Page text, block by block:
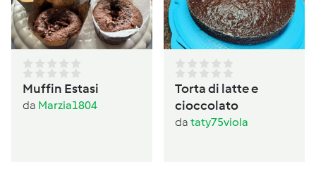
Muffin Estasi
da Marzia1804
Torta di latte e
cioccolato
da taty75viola